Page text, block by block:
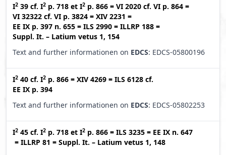
I2 39 cf. I2 p. 718 et I2 p. 866 = VI 2020 cf. VI p. 864 =
VI 32322 cf. VI p. 3824 = XIV 2231 =
EE IX p. 397 n. 655 = ILS 2990 = ILLRP 188 =
Suppl. It. – Latium vetus 1, 154
Text and further informationen on EDCS: EDCS-05800196
I2 40 cf. I2 p. 866 = XIV 4269 = ILS 6128 cf.
EE IX p. 394
Text and further informationen on EDCS: EDCS-05802253
I2 45 cf. I2 p. 718 et I2 p. 866 = ILS 3235 = EE IX n. 647
= ILLRP 81 = Suppl. It. – Latium vetus 1, 148